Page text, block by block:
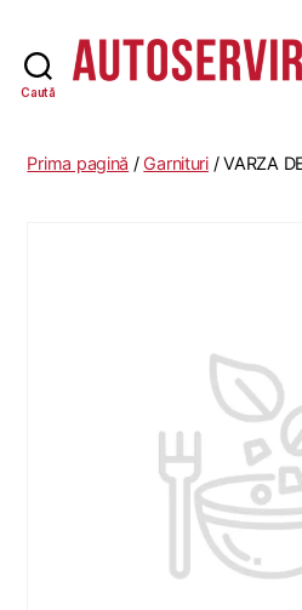
Caută
Prima pagină /Garnituri/ VARZA